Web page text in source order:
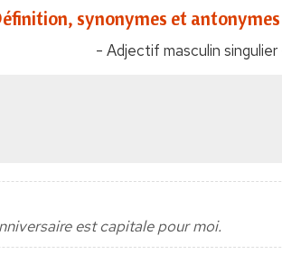
synonymes et
- Adjectif masculin singulier
est capitale pour moi.